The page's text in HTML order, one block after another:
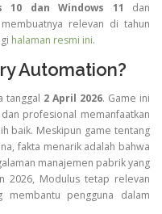
10 dan Windows 11 dan
relevan di tahun
halaman resmi ini.
Automation?
tanggal 2 April 2026. Game ini
profesional memanfaatkan
baik. Meskipun game tentang
fakta menarik adalah bahwa
manajemen pabrik yang
2026, Modulus tetap relevan
pengguna dalam